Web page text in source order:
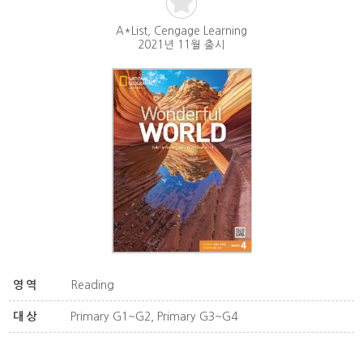
A*List, Cengage Learning
2021년 11월 출시
영역 Reading
대상 Primary G1~G2, Primary G3~G4